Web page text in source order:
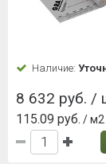
Наличие:
8 632 руб. /
115.09 руб. / м2